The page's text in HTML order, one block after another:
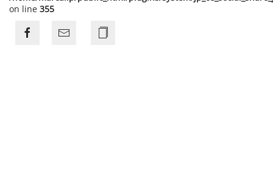
on line 355